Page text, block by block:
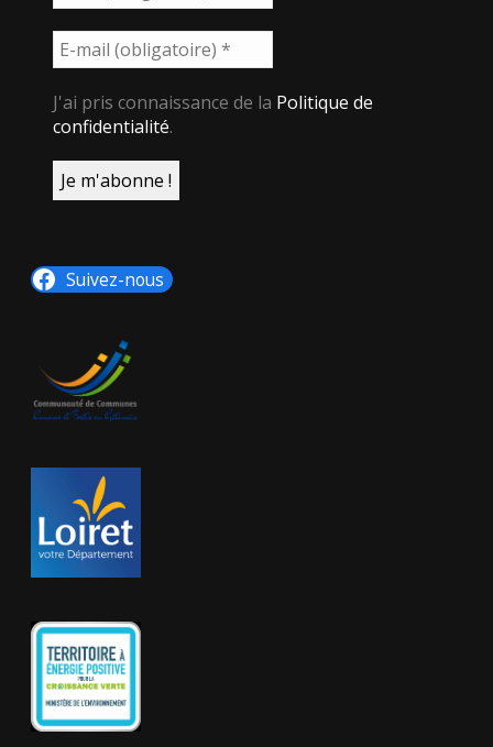
J'ai pris connaissance de la Politique de
confidentialité.
Suivez-nous